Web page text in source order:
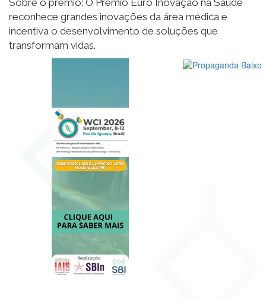
Sobre o prêmio: O Prêmio Euro Inovação na Saúde
reconhece grandes inovações da área médica e
incentiva o desenvolvimento de soluções que
transformam vidas.